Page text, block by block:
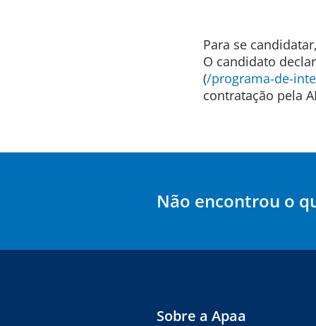
Para se
O candidato
(/programa-de-
contratação pela
Não encontrou o
Sobre a Apaa